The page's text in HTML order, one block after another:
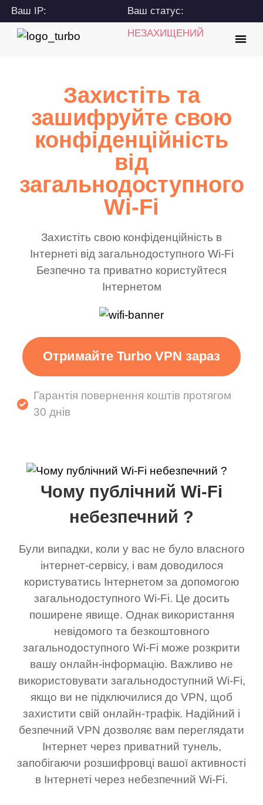
Ваш IP:
216.73.216.214
Ваш статус:
НЕЗАХИЩЕНИЙ
Захистіть та
зашифруйте свою
конфіденційність
від
загальнодоступного
Wi-Fi
Захистіть свою конфіденційність в
Інтернеті від загальнодоступного Wi-Fi
Безпечно та приватно користуйтеся
Інтернетом
Отримайте Turbo VPN зараз
Гарантія повернення коштів протягом
30 днів
Чому публічний Wi-Fi
небезпечний ?
Були випадки, коли у вас не було власного
інтернет-сервісу, і вам доводилося
користуватись Інтернетом за допомогою
загальнодоступного Wi-Fi. Це досить
поширене явище. Однак використання
невідомого та безкоштовного
загальнодоступного Wi-Fi може розкрити
вашу онлайн-інформацію. Важливо не
використовувати загальнодоступний Wi-Fi,
якщо ви не підключилися до VPN, щоб
захистити свій онлайн-трафік. Надійний і
безпечний VPN дозволяє вам переглядати
Інтернет через приватний тунель,
запобігаючи розшифровці вашої активності
в Інтернеті через небезпечний Wi-Fi.